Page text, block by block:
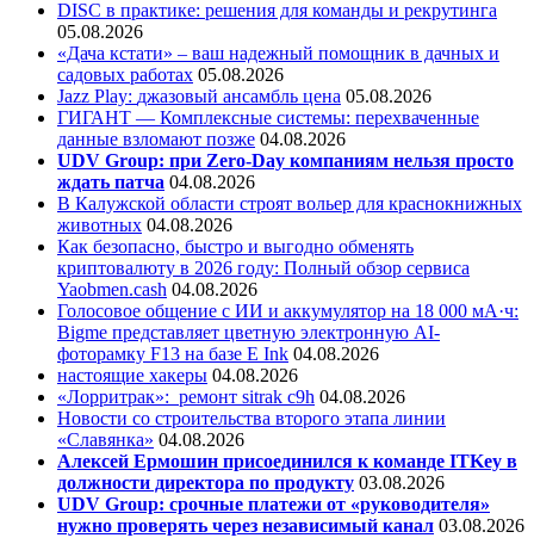
DISC в практике: решения для команды и рекрутинга
05.08.2026
«Дача кстати» – ваш надежный помощник в дачных и
садовых работах 05.08.2026
Jazz Play: джазовый ансамбль цена 05.08.2026
ГИГАНТ — Комплексные системы: перехваченные
данные взломают позже 04.08.2026
UDV Group: при Zero-Day компаниям нельзя просто
ждать патча 04.08.2026
В Калужской области строят вольер для краснокнижных
животных 04.08.2026
Как безопасно, быстро и выгодно обменять
криптовалюту в 2026 году: Полный обзор сервиса
Yaobmen.cash 04.08.2026
Голосовое общение с ИИ и аккумулятор на 18 000 мА·ч:
Bigme представляет цветную электронную AI-
фоторамку F13 на базе E Ink 04.08.2026
настоящие хакеры 04.08.2026
«Лорритрак»: ремонт sitrak c9h 04.08.2026
Новости со строительства второго этапа линии
«Славянка» 04.08.2026
Алексей Ермошин присоединился к команде ITKey в
должности директора по продукту 03.08.2026
UDV Group: срочные платежи от «руководителя»
нужно проверять через независимый канал 03.08.2026